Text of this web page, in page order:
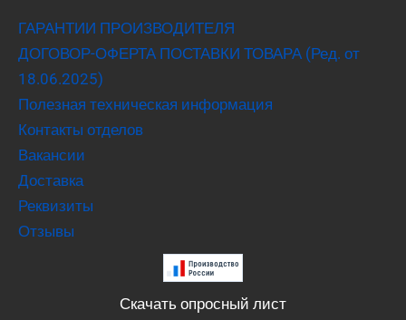
ГАРАНТИИ ПРОИЗВОДИТЕЛЯ
ДОГОВОР-ОФЕРТА ПОСТАВКИ ТОВАРА (Ред. от
18.06.2025)
Полезная техническая информация
Контакты отделов
Вакансии
Доставка
Реквизиты
Отзывы
Скачать опросный лист